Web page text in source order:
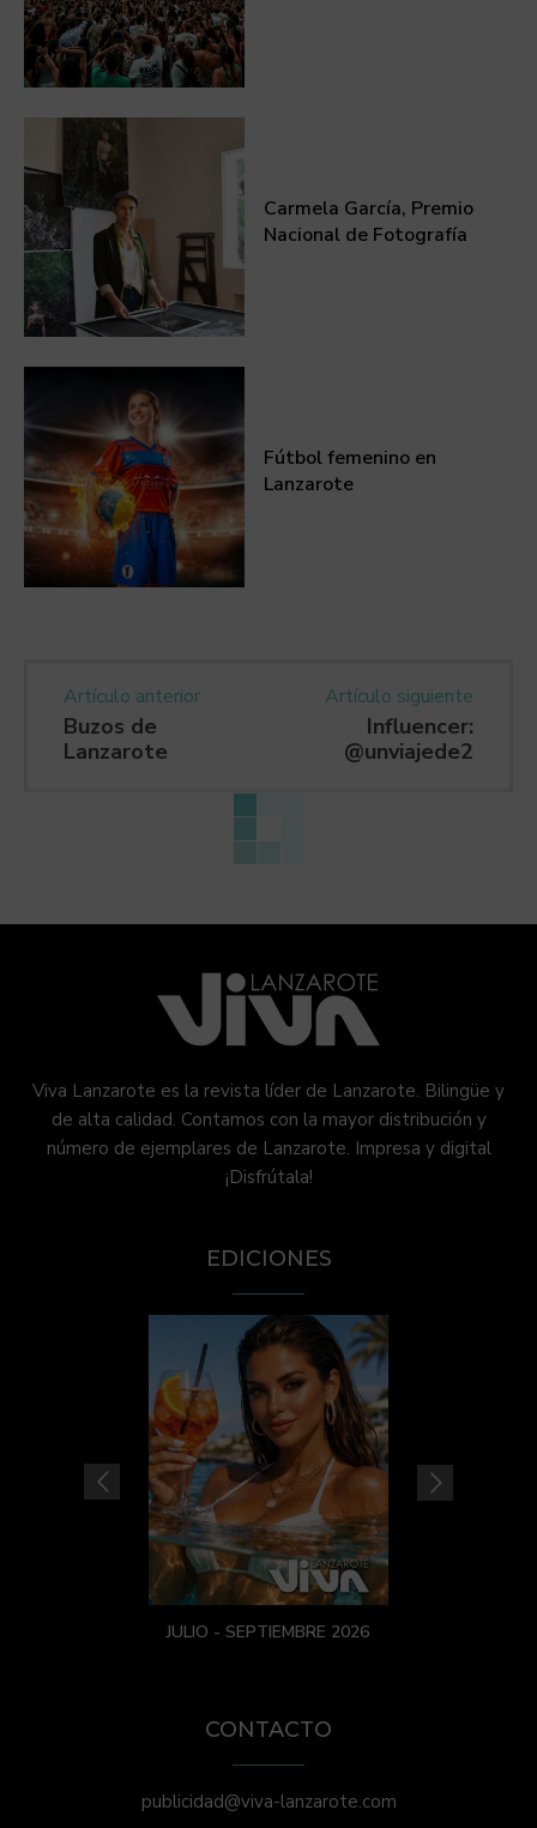
Carmela García, Premio
Nacional de Fotografía
Fútbol femenino en
Lanzarote
Artículo anterior
Buzos de
Lanzarote
Artículo siguiente
Influencer:
@unviajede2
Viva Lanzarote es la revista líder de Lanzarote. Bilingüe y
de alta calidad. Contamos con la mayor distribución y
número de ejemplares de Lanzarote. Impresa y digital
¡Disfrútala!
EDICIONES
JULIO - SEPTIEMBRE 2026
CONTACTO
publicidad@viva-lanzarote.com